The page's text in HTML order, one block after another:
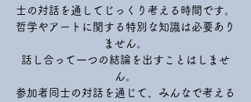
士の対話を通してじっくり考える時間です。
哲学やアートに関する特別な知識は必要あり
ません。
話し合って一つの結論を出すことはしませ
ん。
参加者同士の対話を通じて、みんなで考える